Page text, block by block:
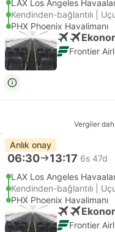
LAX Los Angeles
Kendinden-bağlantılı |
PHX Phoenix Havalimanı
Frontier
Vergiler
Anlık onay
06:30 13:17 6s 47d
LAX Los Angeles
Kendinden-bağlantılı |
PHX Phoenix Havalimanı
Frontier